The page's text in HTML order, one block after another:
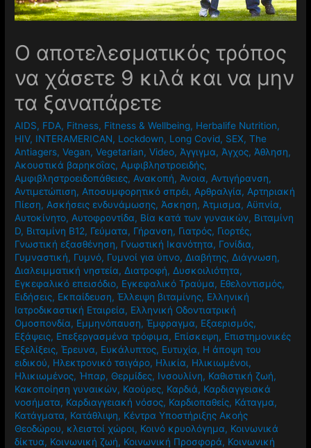
Ο αποτελεσματικός τρόπος
να χάσετε 9 κιλά και να μην
τα ξαναπάρετε
AIDS, FDA, Fitness, Fitness & Wellbeing, Herbalife Nutrition,
HIV, INTERAMERICAN, Lockdown, Long Covid, SEX,The
Antiagers,Vegan,Vegetarian,Video, Άγγιγμα, Άγχος, Άθληση,
Ακουστικά βαρηκοΐας, Αμφιβληστροειδής,
Αμφιβληστροειδοπάθειες, Ανακοπή, Άνοια, Αντιγήρανση,
Αντιμετώπιση, Αποσυμφορητικό σπρέι, Αρθραλγία, Αρτηριακή
Πίεση, Ασκήσεις ενδυνάμωσης, Άσκηση, Άτμισμα, Αϋπνία,
Αυτοκίνητο, Αυτοφροντίδα, Βία κατά των γυναικών, Βιταμίνη
D, Βιταμίνη Β12, Γεύματα, Γήρανση, Γιατρός, Γιορτές,
Γνωστική εξασθένηση, Γνωστική Ικανότητα, Γονίδια,
Γυμναστική, Γυμνό, Γυμνοί για ύπνο, Διαβήτης, Διάγνωση,
Διαλειμματική νηστεία, Διατροφή, Δυσκοιλιότητα,
Εγκεφαλικό επεισόδιο, Εγκεφαλικό Τραύμα, Εθελοντισμός,
Ειδήσεις, Εκπαίδευση,Έλλειψη βιταμίνης, Ελληνική
Ιατροδικαστική Εταιρεία, Ελληνική Οδοντιατρική
Ομοσπονδία, Εμμηνόπαυση,Έμφραγμα, Εξαερισμός,
Εξάψεις, Επεξεργασμένα τρόφιμα, Επίσκεψη, Επιστημονικές
Εξελίξεις,Έρευνα, Ευκάλυπτος, Ευτυχία, Η άποψη του
ειδικού, Ηλεκτρονικό τσιγάρο, Ηλικία, Ηλικιωμένοι,
Ηλικιωμένος, Ήπαρ, Θερμίδες, Ινσουλίνη, Καθιστική ζωή,
Κακοποίηση γυναικών, Καούρες, Καρδιά, Καρδιαγγειακά
νοσήματα, Καρδιαγγειακή νόσος, Καρδιοπαθείς, Κάταγμα,
Κατάγματα, Κατάθλιψη, Κέντρα Υποστήριξης Ακοής
Θεοδώρου, κλειστοί χώροι, Κοινό κρυολόγημα, Κοινωνικά
δίκτυα, Κοινωνική ζωή, Κοινωνική Προσφορά, Κοινωνική